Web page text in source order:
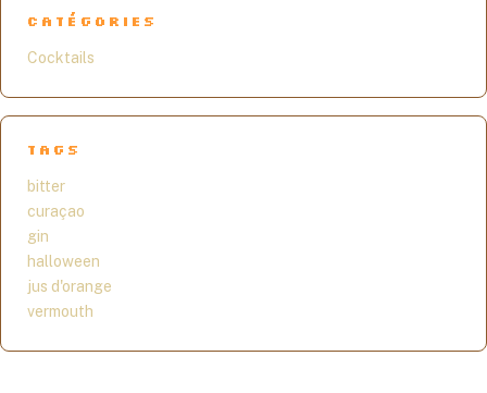
CATÉGORIES
Cocktails
TAGS
bitter
curaçao
gin
halloween
jus d'orange
vermouth